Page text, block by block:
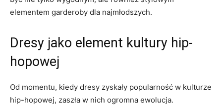
elementem garderoby ⁤dla najmłodszych.
Dresy jako element kultury hip-
hopowej
Od momentu, kiedy dresy zyskały popularność w kulturze
hip-hopowej, zaszła w nich ogromna ewolucja.